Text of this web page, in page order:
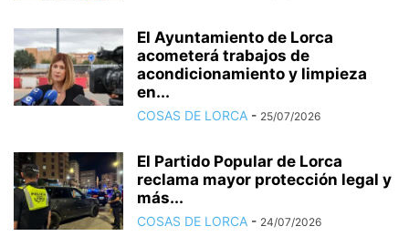
El Ayuntamiento de Lorca
acometerá trabajos de
acondicionamiento y limpieza
en...
COSAS DE LORCA - 25/07/2026
El Partido Popular de Lorca
reclama mayor protección legal y
más...
COSAS DE LORCA - 24/07/2026